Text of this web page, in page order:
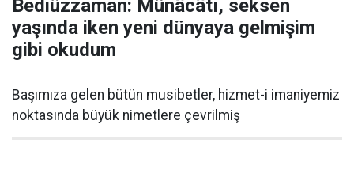
Bediüzzaman: Münâcâtı, seksen
yaşında iken yeni dünyaya gelmişim
gibi okudum
Başımıza gelen bütün musibetler, hizmet-i imaniyemiz
noktasında büyük nimetlere çevrilmiş